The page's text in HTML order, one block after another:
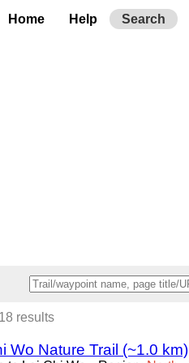
Home Help Search
results
Wo Nature Trail (~1.0 km)